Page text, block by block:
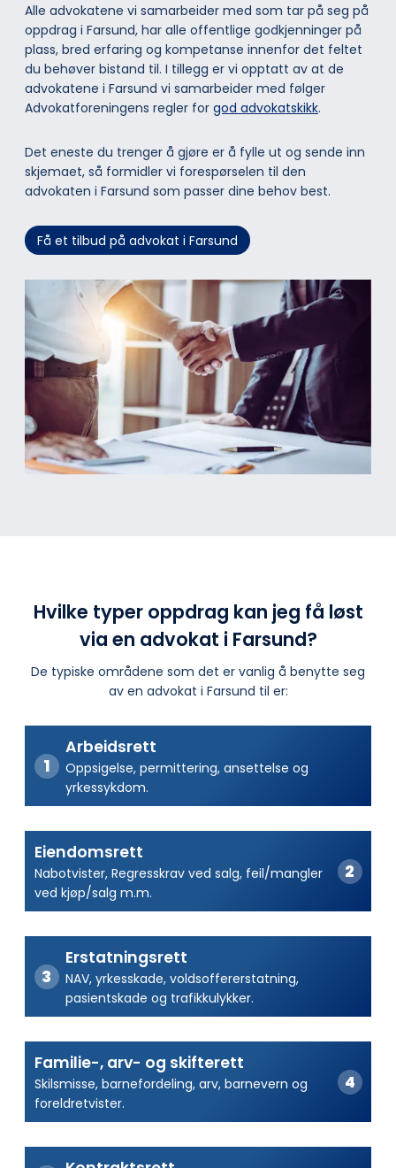
Alle advokatene vi samarbeider med som tar på seg på
oppdrag i Farsund, har alle offentlige godkjenninger på
plass, bred erfaring og kompetanse innenfor det feltet
du behøver bistand til. I tillegg er vi opptatt av at de
advokatene i Farsund vi samarbeider med følger
Advokatforeningens regler for god advokatskikk.
Det eneste du trenger å gjøre er å fylle ut og sende inn
skjemaet, så formidler vi forespørselen til den
advokaten i Farsund som passer dine behov best.
Få et tilbud på advokat i Farsund
Hvilke typer oppdrag kan jeg få løst
via en advokat i Farsund?
De typiske områdene som det er vanlig å benytte seg
av en advokat i Farsund til er:
Arbeidsrett
Oppsigelse, permittering, ansettelse og
yrkessykdom.
Eiendomsrett
Nabotvister, Regresskrav ved salg, feil/mangler
ved kjøp/salg m.m.
Erstatningsrett
NAV, yrkesskade, voldsoffererstatning,
pasientskade og trafikkulykker.
Familie-, arv- og skifterett
Skilsmisse, barnefordeling, arv, barnevern og
foreldretvister.